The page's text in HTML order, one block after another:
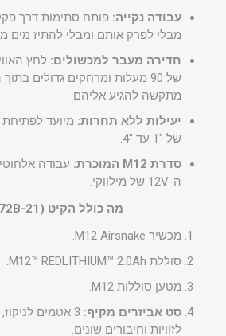
עבודה נקייה: פותח סתימות דרך
מבלי לפרק אותם ומבלי להתיז מים
חדירה מעבר למכשולים: לחץ
של 90 מעלות ומרחקים גדולים
מתקשה להגיע אליהם.
יעילות ללא תחרות: מיועד
של "1 עד "4.
סדרת M12 המוכרת:
עבודה
ה-12V של מילווקי.
מה כולל הקיט (2572B-21)?
מכשיר M12 Airsnake.
סוללת M12™ REDLITHIUM™ 2.0Ah.
מטען סוללות M12.
סט אביזרים מקיף:
3 אטמים
לזוויות וחיבורים שונים.